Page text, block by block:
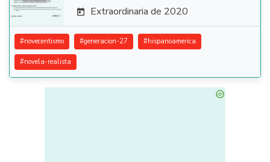
 Extraordinaria de 2020
#novecentismo #generacion-27 #hispanoamerica
#novela-realista